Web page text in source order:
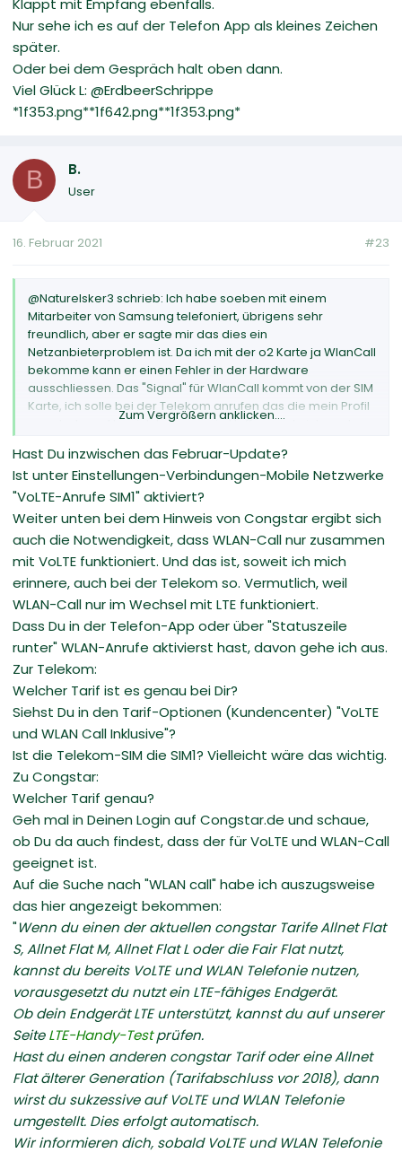
Nur sehe ich es auf der Telefon App als kleines Zeichen
später.
Oder bei dem Gespräch halt oben dann.
Viel Glück L: @ErdbeerSchrippe
*1f353.png**1f642.png**1f353.png*
B B.
User
16. Februar 2021 #23
@Naturelsker3 schrieb: Ich habe soeben mit einem
Mitarbeiter von Samsung telefoniert, übrigens sehr
freundlich, aber er sagte mir das dies ein
Netzanbieterproblem ist. Da ich mit der o2 Karte ja WlanCall
bekomme kann er einen Fehler in der Hardware
ausschliessen. Das "Signal" für WlanCall kommt von der SIM
Karte, ich solle bei der Telekom anrufen das die mein Profil
neu starten... Aber ich habe wenig Hoffnung, da ich gestern
oben erwähnt ohne Erfolg. Leider muss ich das Gerät sonst
zurückschicken.
Zum Vergrößern anklicken....
Hast Du inzwischen das Februar-Update?
Ist unter Einstellungen-Verbindungen-Mobile Netzwerke
"VoLTE-Anrufe SIM1" aktiviert?
Weiter unten bei dem Hinweis von Congstar ergibt sich
auch die Notwendigkeit, dass WLAN-Call nur zusammen
mit VoLTE funktioniert. Und das ist, soweit ich mich
erinnere, auch bei der Telekom so. Vermutlich, weil
WLAN-Call nur im Wechsel mit LTE funktioniert.
Dass Du in der Telefon-App oder über "Statuszeile
runter" WLAN-Anrufe aktivierst hast, davon gehe ich aus.
Zur Telekom:
Welcher Tarif ist es genau bei Dir?
Siehst Du in den Tarif-Optionen (Kundencenter) "VoLTE
und WLAN Call Inklusive"?
Ist die Telekom-SIM die SIM1? Vielleicht wäre das wichtig.
Zu Congstar:
Welcher Tarif genau?
Geh mal in Deinen Login auf Congstar.de und schaue,
ob Du da auch findest, dass der für VoLTE und WLAN-Call
geeignet ist.
Auf die Suche nach "WLAN call" habe ich auszugsweise
das hier angezeigt bekommen:
"Wenn du einen der aktuellen congstar Tarife Allnet Flat
S, Allnet Flat M, Allnet Flat L oder die Fair Flat nutzt,
kannst du bereits VoLTE und WLAN Telefonie nutzen,
vorausgesetzt du nutzt ein LTE-fähiges Endgerät.
Ob dein Endgerät LTE unterstützt, kannst du auf unserer
SeiteLTE-Handy-Testprüfen.
Hast du einen anderen congstar Tarif oder eine Allnet
Flat älterer Generation (Tarifabschluss vor 2018), dann
wirst du sukzessive auf VoLTE und WLAN Telefonie
umgestellt. Dies erfolgt automatisch.
Wir informieren dich, sobald VoLTE und WLAN Telefonie